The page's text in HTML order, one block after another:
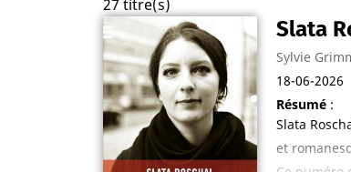
27 titre(s)
Slata
Sylvie
18-06-2026
Résumé:
Slata
et